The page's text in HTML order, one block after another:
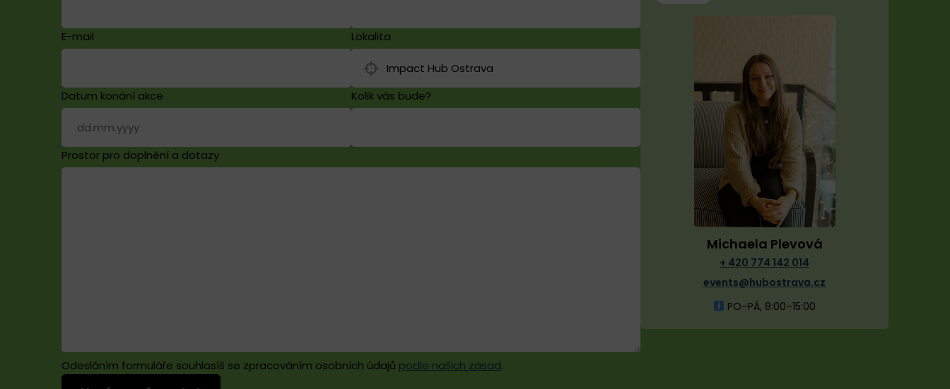
E-mail Lokalita
Datum konání akce Kolik vás bude?
Prostor pro doplnění a dotazy
Odesláním formuláře souhlasíš se zpracováním osobních údajů podle našich zásad.
Michaela Plevová
+ 420 774 142 014
events@hubostrava.cz
PO–PÁ, 8:00–15:00